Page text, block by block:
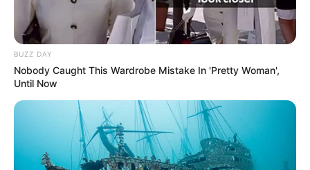
les progrès sont au rendez-vous.
L’analyse du Bruit d’écurie du Quinté
1. INSTAR DE REVE : Un cheval talentueux, mais sous
Instar de Rêve est un cheval polyvalent, performant aussi
bien en haies qu’en steeple. Malheureusement, il a chuté
lors de sa rentrée en steeple à Compiègne, ce qui peut
laisser des interrogations quant à sa forme actuelle.
BUZZ DAY
Nobody Caught This Wardrobe Mistake In 'Pretty Woman',
Until Now